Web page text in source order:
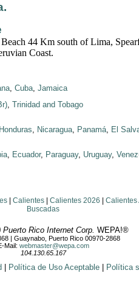
44 Km south of Lima,
Coast.
, Cuba, Jamaica
, Trinidad and Tobago
Honduras, Nicaragua, Panamá, El
, Ecuador, Paraguay, Uruguay,
| Calientes| Calientes 2026
Calientes
Buscadas
Puerto Rico Internet Corp. WEPA!®
| Guaynabo, Puerto Rico 00970-2868
Mail: webmaster@wepa.com
104.130.65.167
Política de Uso Aceptable Política